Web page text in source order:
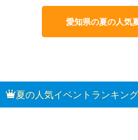
愛知県の夏の人気
夏の人気イベントランキング